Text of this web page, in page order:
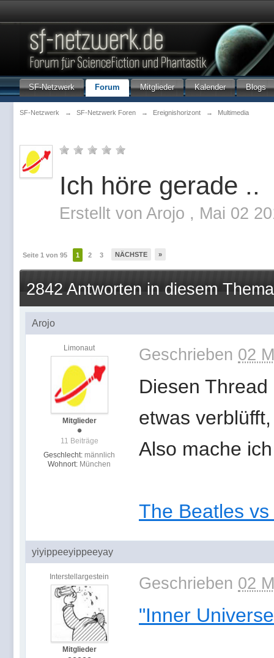
SF-Netzwerk Forum Mitglieder Kalender Blogs
SF-Netzwerk → SF-Netzwerk Foren → Ereignishorizont → Multimedia
Ich höre gerade ..
Erstellt von Arojo , Mai 02
Seite 1 von 95 1 2 3 NÄCHSTE »
2842 Antworten in diesem Thema
Arojo
Limonaut
Mitglieder
11 Beiträge
Geschlecht: männlich
Wohnort: München
Geschrieben 02
Diesen
etwas
Also mache
The Beatles
yiyippeeyippeeyay
Interstellargestein
Mitglieder
Geschrieben 02
"Inner